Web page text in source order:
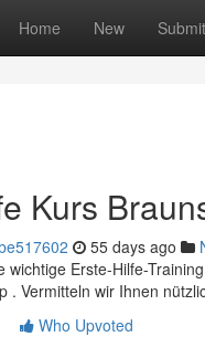
Home New Submit
Kurs
55 days ago
wichtige Erste-Hilfe-
. Vermitteln wir Ihnen
Who Upvoted